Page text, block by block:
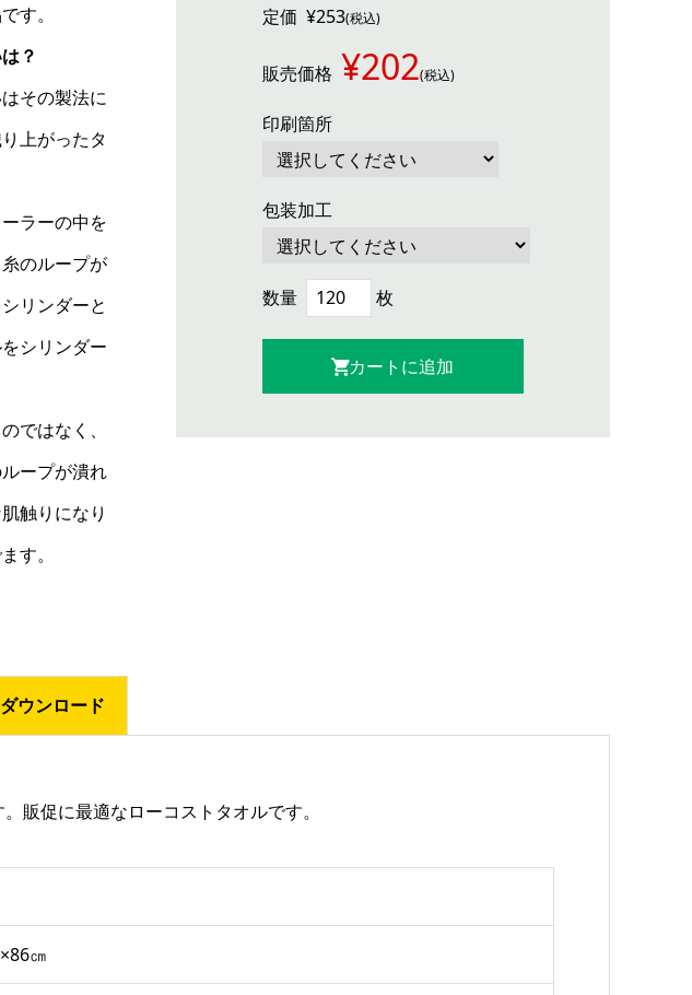
す。
？
その製法に
上がったタ
ラーの中を
のループが
リンダーと
シリンダー
ではなく、
ープが潰れ
触りになり
す。
定価¥253(税込)
販売価格 ¥202(税込)
印刷箇所
包装加工
数量 枚
ウンロード
販促に最適なローコストタオルです。
㎝